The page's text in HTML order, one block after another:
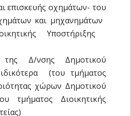
επισκευής οχημάτων- του
και μηχανημάτων 
Υποστήριξης 
Δ/νσης Δημοτικού
(του τμήματος
χώρων Δημοτικού
τμήματος Διοικητικής